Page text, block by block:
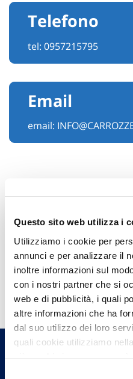
Questo sito web utilizza i
Utilizziamo i cookie per
annunci e per analizzare il
inoltre informazioni sul
con i nostri partner che si
web e di pubblicità, i quali
altre informazioni che ha
dal suo utilizzo dei loro
quali cookie utilizziamo
più su chi siamo, come
Telefono
tel: 0957215795
Email
email:
Hai bisogno
Trova l'Agenzia più
un nostro Agente.